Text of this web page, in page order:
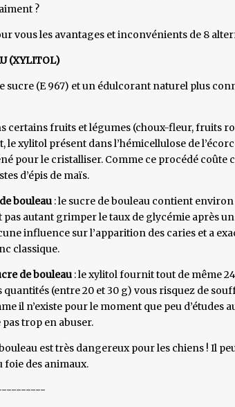
?
vous les avantages et inconvénients de 8
(XYLITOL)
sucre (E 967) et un édulcorant naturel plus
certains fruits et légumes (choux-fleur, fruits
xylitol présent dans l’hémicellulose de
pour le cristalliser. Comme ce procédé coûte
d’épis de maïs.
bouleau : le sucre de bouleau contient
autant grimper le taux de glycémie après
influence sur l’apparition des caries et a
classique.
de bouleau : le xylitol fournit tout de même
(entre 20 et 30 g) vous risquez de
il n’existe pour le moment que peu d’études
trop en abuser.
est très dangereux pour les chiens ! Il
foie des animaux.